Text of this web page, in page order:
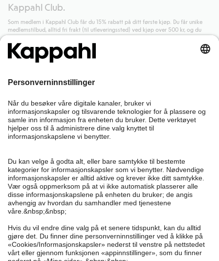
hjemlevering med Helthjem koster 49 NOK og 99 NOK for
hjemlevering med Bring uansett hvor mye du handler for.
Les mer
generelle vilkår.Les mer om Klarnas betalingsvilkår
lenke).
Les mer
Kappahl Club.
Som medlem i Kappahl Club får du 15% rabatt på ditt første kjøp. Du får unike
medlemstilbud, alltid fri frakt (til utleveringssted) ved kjøp over 500 kr, og du
samler poeng på alle dine kjøp og aktiviteter.
Bli medlem
Kundeservice
Vanlige spørsmål
Bestilling
Kontakt oss
Finn butikk
Kappahl Club
Logg inn
Kappahl Club
Medlemsvilkår
Om oss
Bærekraft
Vilkår & retningslinjer
Kjøpsvilkår
Mer fra oss